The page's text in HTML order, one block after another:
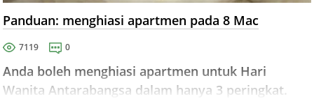
Panduan: menghiasi apartmen pada 8 Mac
7119 0
Anda boleh menghiasi apartmen untuk Hari
Wanita Antarabangsa dalam hanya 3 peringkat.